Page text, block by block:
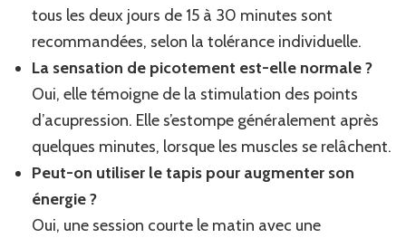
tous les deux jours de 15 à 30 minutes sont
recommandées, selon la tolérance individuelle.
La sensation de picotement est-elle normale ?
Oui, elle témoigne de la stimulation des points
d’acupression. Elle s’estompe généralement après
quelques minutes, lorsque les muscles se relâchent.
Peut-on utiliser le tapis pour augmenter son
énergie ?
Oui, une session courte le matin avec une